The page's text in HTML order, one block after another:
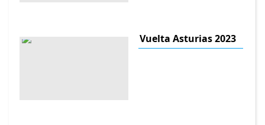
Vuelta Asturias 2023